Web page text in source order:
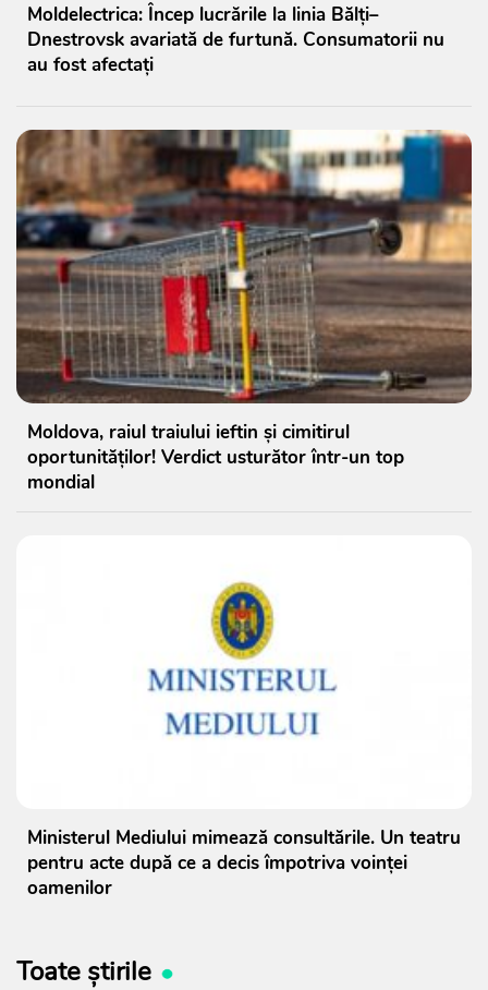
Moldelectrica: Încep lucrările la linia Bălți–
Dnestrovsk avariată de furtună. Consumatorii nu
au fost afectați
Moldova, raiul traiului ieftin și cimitirul
oportunităților! Verdict usturător într-un top
mondial
Ministerul Mediului mimează consultările. Un teatru
pentru acte după ce a decis împotriva voinței
oamenilor
Toate știrile